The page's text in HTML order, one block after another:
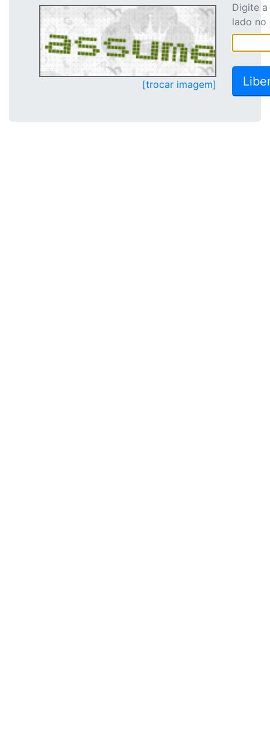
[trocar imagem]
Digite
lado no